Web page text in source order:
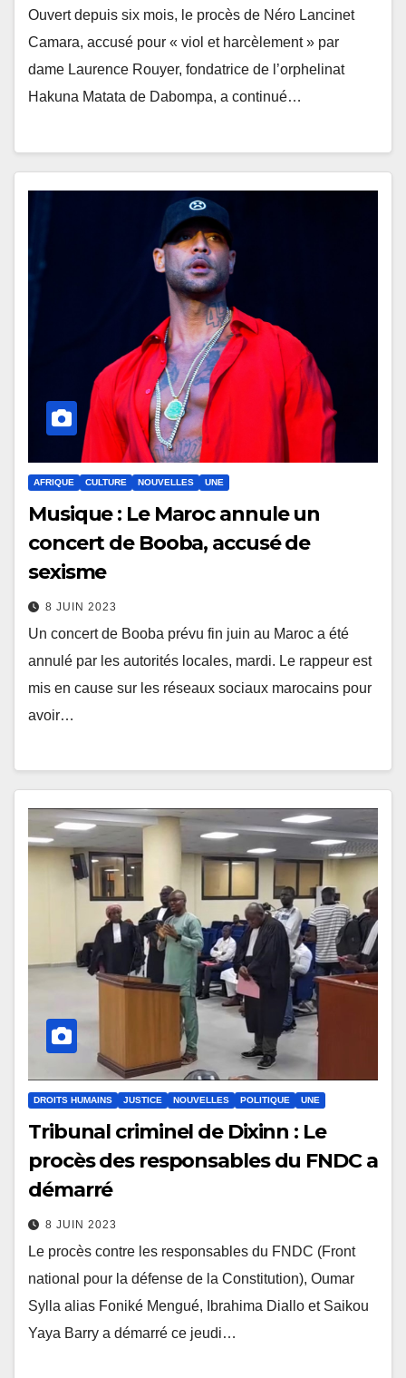
Ouvert depuis six mois, le procès de Néro Lancinet
Camara, accusé pour « viol et harcèlement » par
dame Laurence Rouyer, fondatrice de l’orphelinat
Hakuna Matata de Dabompa, a continué…
AFRIQUE CULTURE NOUVELLES UNE
Musique : Le Maroc annule un
concert de Booba, accusé de
sexisme
8 JUIN 2023
Un concert de Booba prévu fin juin au Maroc a été
annulé par les autorités locales, mardi. Le rappeur est
mis en cause sur les réseaux sociaux marocains pour
avoir…
DROITS HUMAINS JUSTICE NOUVELLES POLITIQUE UNE
Tribunal criminel de Dixinn : Le
procès des responsables du FNDC a
démarré
8 JUIN 2023
Le procès contre les responsables du FNDC (Front
national pour la défense de la Constitution), Oumar
Sylla alias Foniké Mengué, Ibrahima Diallo et Saikou
Yaya Barry a démarré ce jeudi…